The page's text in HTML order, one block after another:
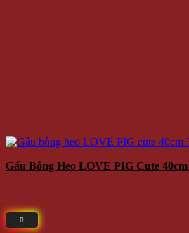
Gấu Bông Heo LOVE PIG Cute